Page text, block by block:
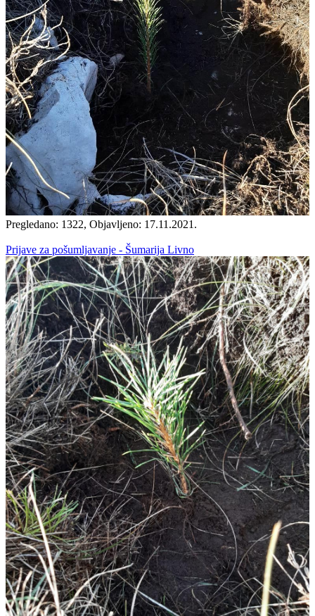
Pregledano: 1322, Objavljeno: 17.11.2021.
Prijave za pošumljavanje - Šumarija Livno